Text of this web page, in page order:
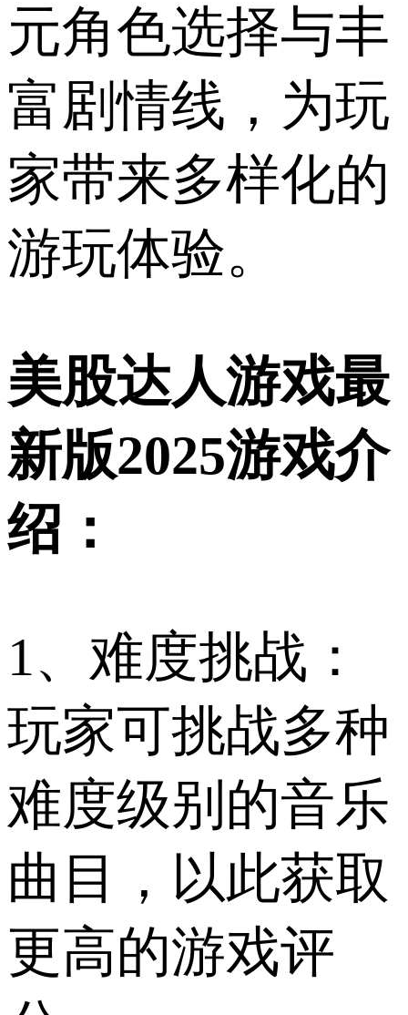
元角色选择与丰
富剧情线，为玩
家带来多样化的
游玩体验。
美股达人游戏最
新版2025游戏介
绍：
1、难度挑战：
玩家可挑战多种
难度级别的音乐
曲目，以此获取
更高的游戏评